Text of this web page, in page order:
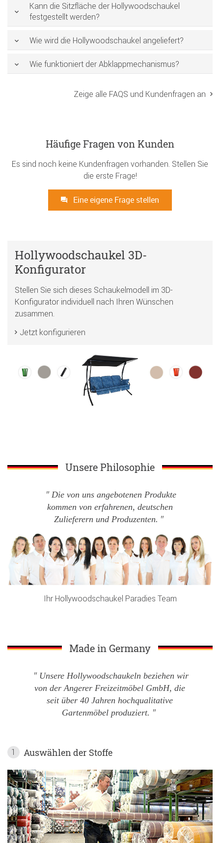
Kann die Sitzfläche der Hollywoodschaukel
festgestellt werden?
Wie wird die Hollywoodschaukel angeliefert?
Wie funktioniert der Abklappmechanismus?
Zeige alle FAQS und Kundenfragen an
Häufige Fragen von Kunden
Es sind noch keine Kundenfragen vorhanden. Stellen Sie
die erste Frage!
Eine eigene Frage stellen
Hollywoodschaukel 3D-
Konfigurator
Stellen Sie sich dieses Schaukelmodell im 3D-
Konfigurator individuell nach Ihren Wünschen
zusammen.
Jetzt konfigurieren
Unsere Philosophie
Die von uns angebotenen Produkte
kommen von erfahrenen, deutschen
Zulieferern und Produzenten.
Ihr Hollywoodschaukel Paradies Team
Made in Germany
Unsere Hollywoodschaukeln beziehen wir
von der Angerer Freizeitmöbel GmbH, die
seit über 40 Jahren hochqualitative
Gartenmöbel produziert.
1 Auswählen der Stoffe